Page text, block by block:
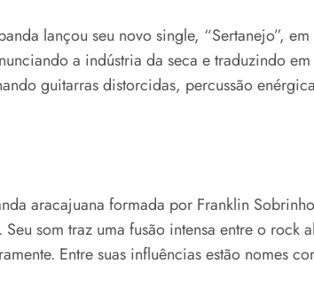
lançou seu novo single, “Sertanejo”,
a indústria da seca e traduzindo
guitarras distorcidas, percussão
aracajuana formada por Franklin
som traz uma fusão intensa entre o
Entre suas influências estão nomes